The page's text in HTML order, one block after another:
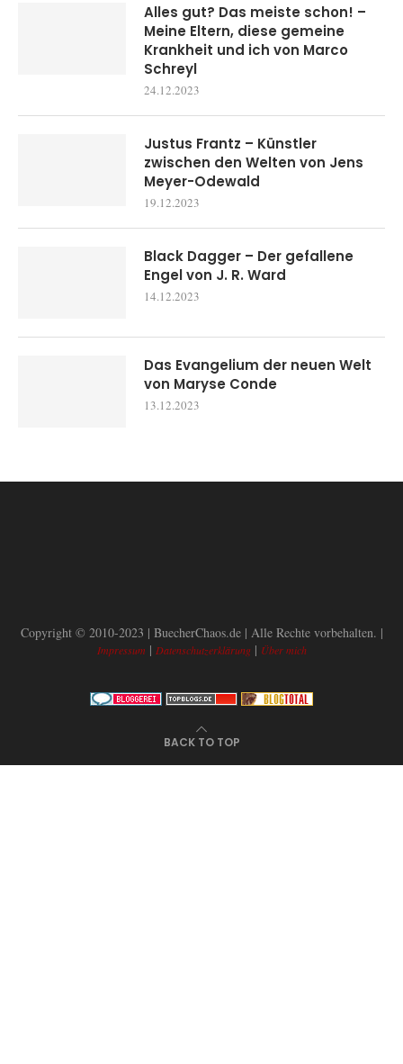
Alles gut? Das meiste schon! –
Meine Eltern, diese gemeine
Krankheit und ich von Marco
Schreyl
24.12.2023
Justus Frantz – Künstler
zwischen den Welten von Jens
Meyer-Odewald
19.12.2023
Black Dagger – Der gefallene
Engel von J. R. Ward
14.12.2023
Das Evangelium der neuen Welt
von Maryse Conde
13.12.2023
Copyright © 2010-2023 | BuecherChaos.de | Alle Rechte vorbehalten. |
Impressum | Datenschutzerklärung| Über mich
BACK TO TOP